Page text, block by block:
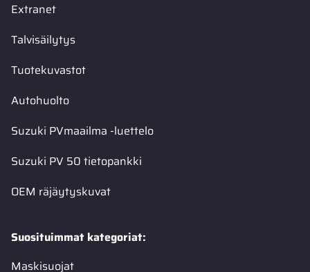
Extranet
Talvisäilytys
Tuotekuvastot
Autohuolto
Suzuki PVmaailma -luettelo
Suzuki PV 50 tietopankki
OEM räjäytyskuvat
Suosituimmat kategoriat:
Maskisuojat